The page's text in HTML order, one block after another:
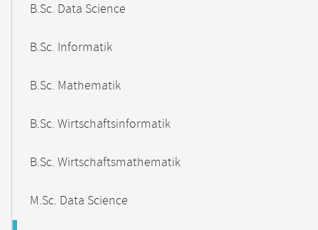
B.Sc. Data Science
B.Sc. Informatik
B.Sc. Mathematik
B.Sc. Wirtschaftsinformatik
B.Sc. Wirtschaftsmathematik
M.Sc. Data Science